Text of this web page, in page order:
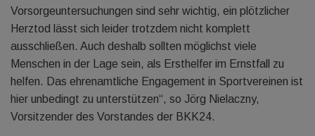
Vorsorgeuntersuchungen sind sehr wichtig, ein plötzlicher
Herztod lässt sich leider trotzdem nicht komplett
ausschließen. Auch deshalb sollten möglichst viele
Menschen in der Lage sein, als Ersthelfer im Ernstfall zu
helfen. Das ehrenamtliche Engagement in Sportvereinen ist
hier unbedingt zu unterstützen“, so Jörg Nielaczny,
Vorsitzender des Vorstandes der BKK24.